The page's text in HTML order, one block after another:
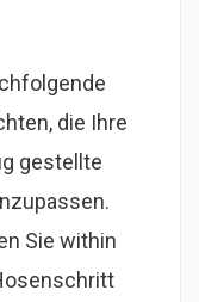
die Ihre
gestellte
Sie within